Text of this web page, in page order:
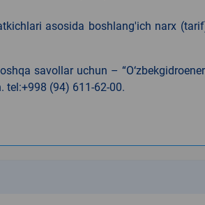
asosida boshlang'ich narx
savollar uchun –
tel:+998 (94) 611-62-00.